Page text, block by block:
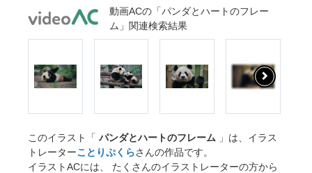
動画ACの「パンダとハートのフレー
ム」関連検索結果
このイラスト「 パンダとハートのフレーム 」は、イラス
トレーターことりぷくらさんの作品です。
イラストACには、 たくさんのイラストレーターの方から